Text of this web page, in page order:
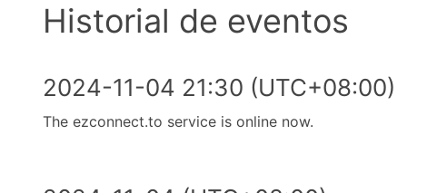
Historial de eventos
2024-11-04 21:30 (UTC+08:00)
The ezconnect.to service is online now.